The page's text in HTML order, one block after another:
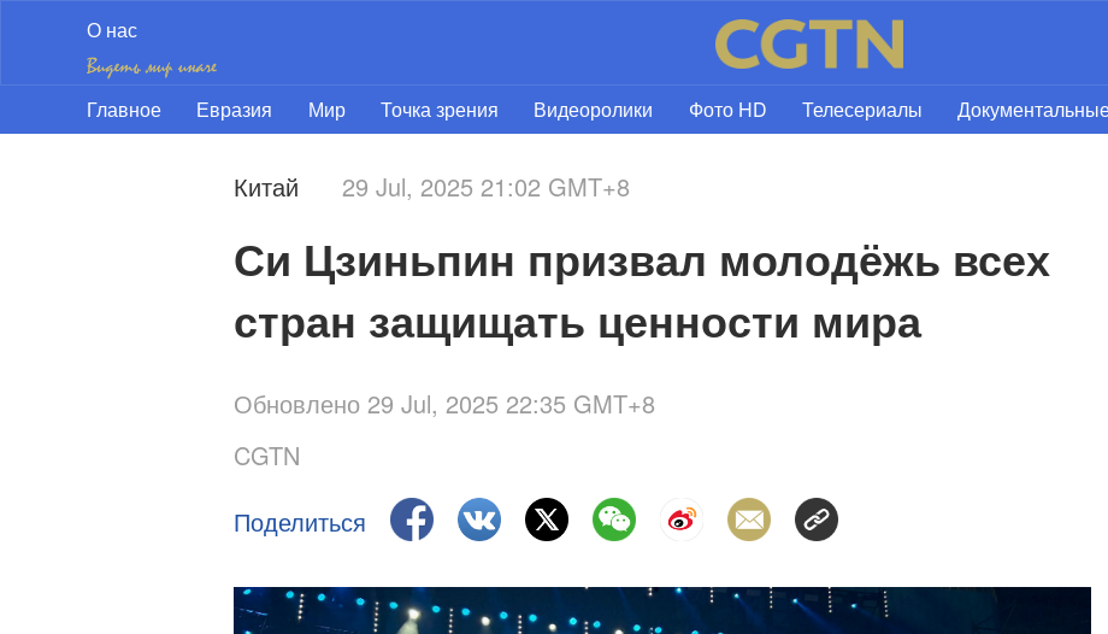
О нас
Главное Евразия Мир Точка зрения Видеоролики Фото HD Телесериалы
Китай 29 Jul, 2025 21:02 GMT+8
Си Цзиньпин призвал молодёжь всех
стран защищать ценности мира
Обновлено 29 Jul, 2025 22:35 GMT+8
CGTN
Поделиться